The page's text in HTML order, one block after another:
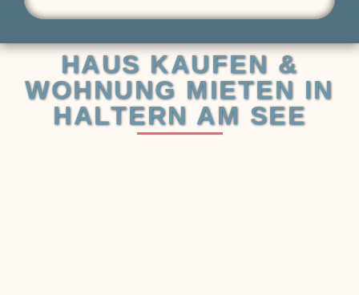
HAUS KAUFEN &
WOHNUNG MIETEN IN
HALTERN AM SEE